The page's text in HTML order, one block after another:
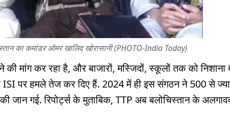
का कमांडर ओमर खालिद खोरासानी (PHOTO-India Today)
मांग कर रहा है, और बाजारों, मस्जिदों, स्कूलों तक को निशाना
पर हमले तेज कर दिए हैं. 2024 में ही इस संगठन ने 500 से
जान गई. रिपोर्ट्स के मुताबिक, TTP अब बलोचिस्तान के